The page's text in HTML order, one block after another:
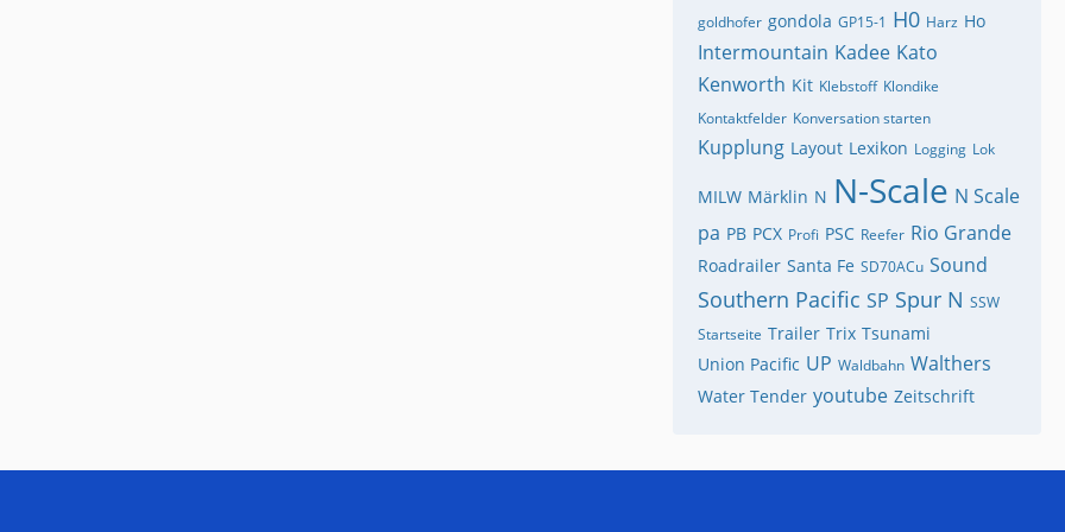
goldhofer gondola GP15-1 H0 Harz Ho
Intermountain Kadee Kato
Kenworth Kit Klebstoff Klondike
Kontaktfelder Konversation starten
Kupplung Layout Lexikon Logging Lok
MILW Märklin N N-Scale N Scale
pa PB PCX Profi PSC Reefer Rio Grande
Roadrailer Santa Fe SD70ACu Sound
Southern Pacific SP Spur N SSW
Startseite Trailer Trix Tsunami
Union Pacific UP Waldbahn Walthers
Water Tender youtube Zeitschrift